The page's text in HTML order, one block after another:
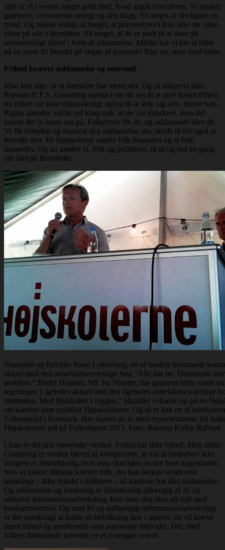
side er vi i vesten meget godt med, hvad angår hovederne. Vi tænker
grønnere, vedvarende energi og den slags. Så meget at det ligner en
trend. Og måske endda så meget, at præstestyret i Iran ikke tør satse
alene på olie i fremtiden. Så meget, at de er nødt til at satse på
menneskeligt råstof i form af uddannelse. Måske har vi lov at håbe
på en mere fri fremtid på vegne af iranerne? Ikke nu, men med tiden.
Frihed kræver uddannelse og omvendt
Man kan sige, at vi danskere har været der. Og så alligevel ikke.
Præsten N.F.S. Grundtvig stemte i sin tid nej til at give folket frihed,
thi folket var ikke tilstrækkeligt oplyst til at lede sig selv, mente han.
Rigets stænder vidste vel knap nok, at de var danskere, men det
kunne der jo laves om på. Folkestyre fik de, og uddannede blev de.
Vi fik friheden og dernæst den uddannelse, der skulle til for også at
forvalte den. På Højskolerne mødte folk hinanden og et folk
dannedes. Og nu mødes vi, folk og politikere, til øl og ord en gang
om året på Bornholm.
Journalist og forfatter Rune Lykkeberg, en af landets fremmeste
aktuel med den anbefalelsesværdige bog “Alle har ret. Demokrati
problem.” Bertel Haarder, MF for Venstre, har gennem tiden været
regeringer. Ligeledes aktuel med den ligeledes anbefalelsesværdige
strømmen. Med Højskolen i ryggen.” Haarder voksede op på en
sin karriere som politiker Højskolelærer. Og så er han en af
Folkemødet i Danmark. Her mødes de to med repræsentanter for
Højskolernes telt på Folkemødet 2013. Foto, Rasmus Kolby Rahbek
I Iran er det den omvendte verden. Folket har ikke frihed. Men siden
Grundtvig er verden blevet så kompliceret, at vid til husbehov ikke
længere er tilstrækkelig, hvis man skal køre en stat bare nogenlunde.
Selv et lukket diktatur kræver folk, der kan betjene avanceret
teknologi – ikke mindst i militæret – så iranerne har fået uddannelse.
Og uddannelse og forskning er fuldstændig afhængig af fri og
uhindret informationsudveksling, hvis man den skal stå mål med
konkurrenternes. Og med fri og uafhængig informationsudveksling
er det vanskeligt at holde en befolkning hen i mørket, de vil kræve
deres frihed og anerkendes som autonome individer. Det, med
folkets forbedrede hoveder, er et tveægget sværd.